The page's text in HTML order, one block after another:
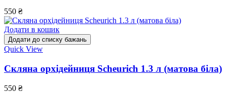
550 ₴
Додати в кошик
Додати до списку бажань
Quick View
Скляна орхідейниця Scheurich 1.3 л (матова біла)
550 ₴